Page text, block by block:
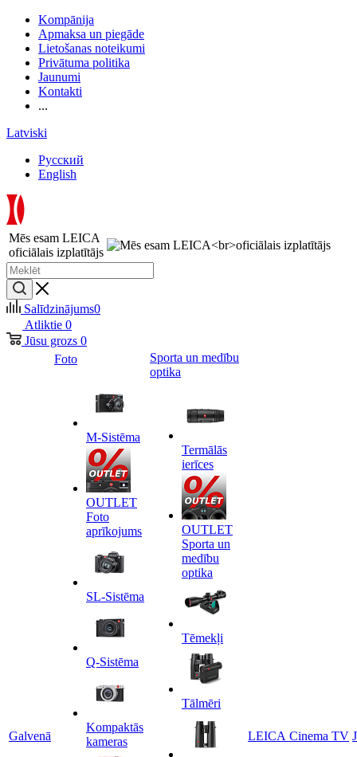
Kompānija
Apmaksa un piegāde
Lietošanas noteikumi
Privātuma politika
Jaunumi
Kontakti
...
Latviski
Русский
English
Mēs esam LEICA
oficiālais izplatītājs
Salīdzinājums0
Atliktie 0
Jūsu grozs 0
Galvenā
Foto
M-Sistēma
OUTLET
Foto
aprīkojums
SL-Sistēma
Q-Sistēma
Kompaktās
kameras
Sporta un medību
optika
Termālās
ierīces
OUTLET
Sporta un
medību
optika
Tēmekļi
Tālmēri
LEICA Cinema TV